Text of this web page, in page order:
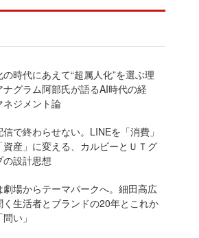
時代にあえて“超属人化”を選ぶ理
グラム阿部氏が語るAI時代の経
ネジメント論
で終わらせない。LINEを「消費」
資産」に変える、カルビーとＵＴグ
の設計思想
劇場からテーマパークへ。細田高広
く生活者とブランドの20年とこれか
い」